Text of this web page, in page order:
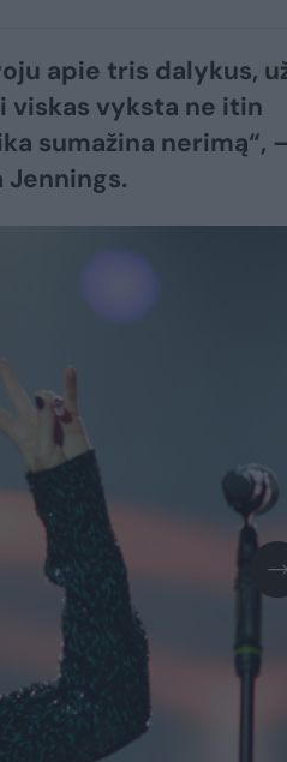
apie tris dalykus,
viskas vyksta ne itin
sumažina nerimą“, –